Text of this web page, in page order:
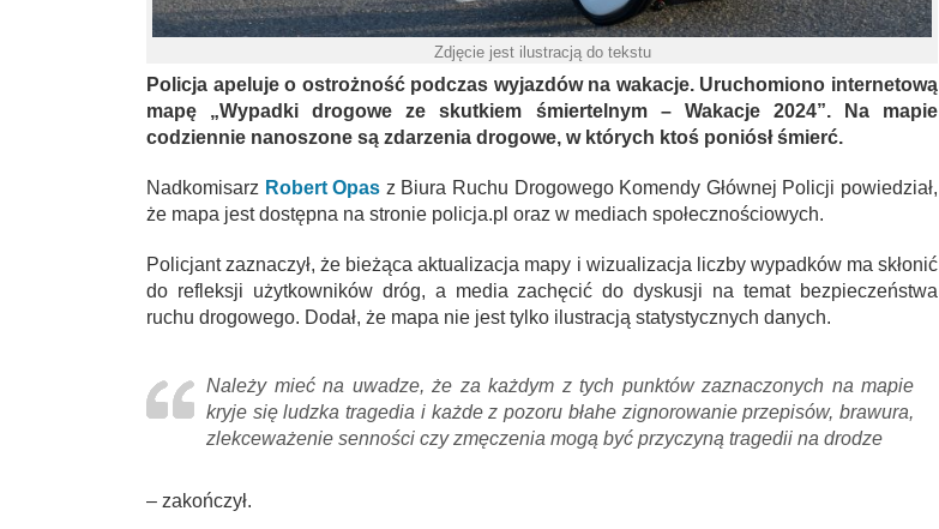
Zdjęcie jest ilustracją do tekstu
Policja apeluje o ostrożność podczas wyjazdów na wakacje. Uruchomiono internetową
mapę „Wypadki drogowe ze skutkiem śmiertelnym – Wakacje 2024”. Na mapie
codziennie nanoszone są zdarzenia drogowe, w których ktoś poniósł śmierć.
Nadkomisarz Robert Opas z Biura Ruchu Drogowego Komendy Głównej Policji powiedział,
że mapa jest dostępna na stronie policja.pl oraz w mediach społecznościowych.
Policjant zaznaczył, że bieżąca aktualizacja mapy i wizualizacja liczby wypadków ma skłonić
do refleksji użytkowników dróg, a media zachęcić do dyskusji na temat bezpieczeństwa
ruchu drogowego. Dodał, że mapa nie jest tylko ilustracją statystycznych danych.
Należy mieć na uwadze, że za każdym z tych punktów zaznaczonych na mapie
kryje się ludzka tragedia i każde z pozoru błahe zignorowanie przepisów, brawura,
zlekceważenie senności czy zmęczenia mogą być przyczyną tragedii na drodze
– zakończył.